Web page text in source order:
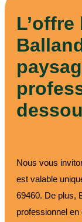
Nous vous
est valable
69460. De plus,
professionnel